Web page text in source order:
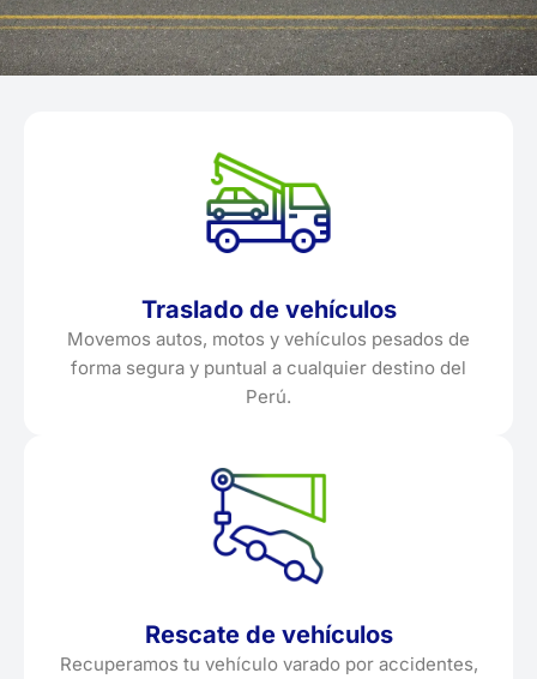
Traslado de vehículos
Movemos autos, motos y vehículos pesados de
forma segura y puntual a cualquier destino del
Perú.
Rescate de vehículos
Recuperamos tu vehículo varado por accidentes,